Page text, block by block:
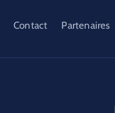
Contact Partenaires